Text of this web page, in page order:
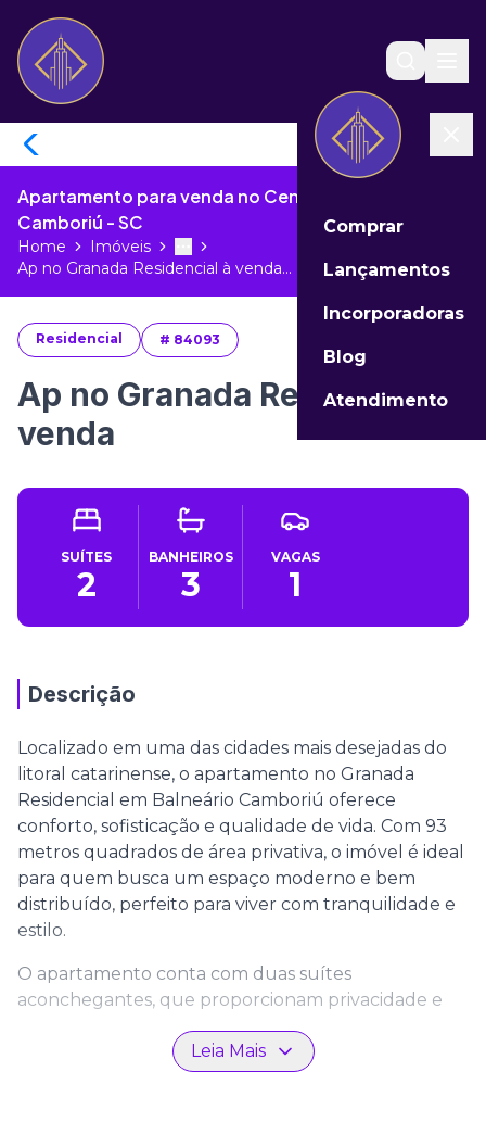
Comprar
Lançamentos
Incorporadoras
Blog
Atendimento
Apartamento para venda no Centro de Balneário
Camboriú - SC
Home Imóveis More
Toggle menu
Ap no Granada Residencial à venda...
Residencial # 84093
Ap no Granada Residencial à
venda
SUÍTES
2
BANHEIROS
3
VAGAS
1
Descrição
Localizado em uma das cidades mais desejadas do
litoral catarinense, o apartamento no Granada
Residencial em Balneário Camboriú oferece
conforto, sofisticação e qualidade de vida. Com 93
metros quadrados de área privativa, o imóvel é ideal
para quem busca um espaço moderno e bem
distribuído, perfeito para viver com tranquilidade e
estilo.
O apartamento conta com duas suítes
aconchegantes, que proporcionam privacidade e
comodidade para toda a família. A planta inteligente
valoriza a integração dos ambientes, com uma área
social ampla e iluminada, ideal para receber amigos
Leia Mais